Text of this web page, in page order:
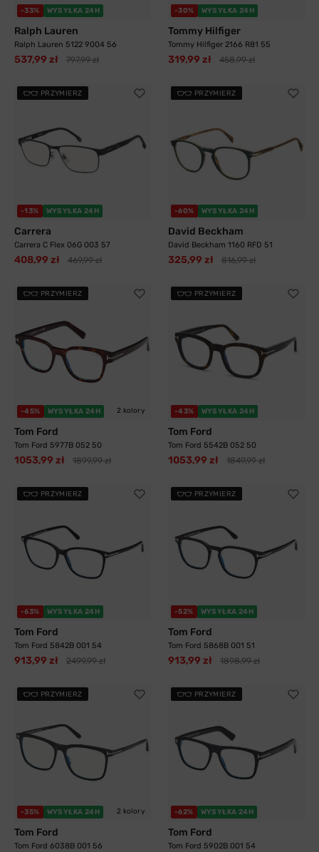
-33% WYSYŁKA 24H
Ralph Lauren
Ralph Lauren 5122 9004 56
537,99 zł 797,99 zł
-30% WYSYŁKA 24H
Tommy Hilfiger
Tommy Hilfiger 2166 R81 55
319,99 zł 458,99 zł
PRZYMIERZ
-13% WYSYŁKA 24H
Carrera
Carrera C Flex 06G 003 57
408,99 zł 469,99 zł
PRZYMIERZ
-60% WYSYŁKA 24H
David Beckham
David Beckham 1160 RFD 51
325,99 zł 816,99 zł
PRZYMIERZ
-45% WYSYŁKA 24H 2 kolory
Tom Ford
Tom Ford 5977B 052 50
1053,99 zł 1899,99 zł
PRZYMIERZ
-43% WYSYŁKA 24H
Tom Ford
Tom Ford 5542B 052 50
1053,99 zł 1849,99 zł
PRZYMIERZ
-63% WYSYŁKA 24H
Tom Ford
Tom Ford 5842B 001 54
913,99 zł 2499,99 zł
PRZYMIERZ
-52% WYSYŁKA 24H
Tom Ford
Tom Ford 5868B 001 51
913,99 zł 1898,99 zł
PRZYMIERZ
-35% WYSYŁKA 24H 2 kolory
Tom Ford
Tom Ford 6038B 001 56
PRZYMIERZ
-62% WYSYŁKA 24H
Tom Ford
Tom Ford 5902B 001 54